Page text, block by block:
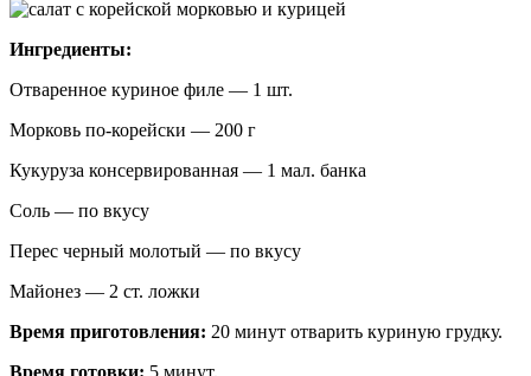
Ингредиенты:
Отваренное куриное филе — 1 шт.
Морковь по-корейски — 200 г
Кукуруза консервированная — 1 мал. банка
Соль — по вкусу
Перес черный молотый — по вкусу
Майонез — 2 ст. ложки
Время приготовления: 20 минут отварить куриную грудку.